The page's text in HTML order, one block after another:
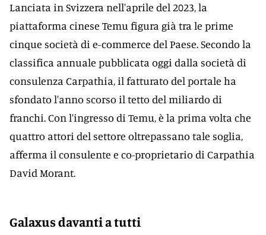
Lanciata in Svizzera nell'aprile del 2023, la
piattaforma cinese Temu figura già tra le prime
cinque società di e-commerce del Paese. Secondo la
classifica annuale pubblicata oggi dalla società di
consulenza Carpathia, il fatturato del portale ha
sfondato l'anno scorso il tetto del miliardo di
franchi. Con l'ingresso di Temu, è la prima volta che
quattro attori del settore oltrepassano tale soglia,
afferma il consulente e co-proprietario di Carpathia
David Morant.
Galaxus davanti a tutti